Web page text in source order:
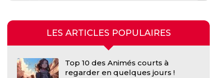
LES ARTICLES POPULAIRES
Top 10 des Animés courts à
regarder en quelques jours !